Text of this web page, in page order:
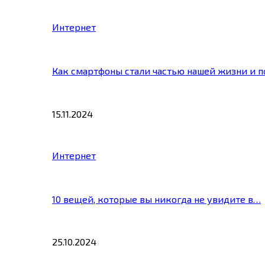
Интернет
Как смартфоны стали частью нашей жизни и
15.11.2024
Интернет
10 вещей, которые вы никогда не увидите в…
25.10.2024